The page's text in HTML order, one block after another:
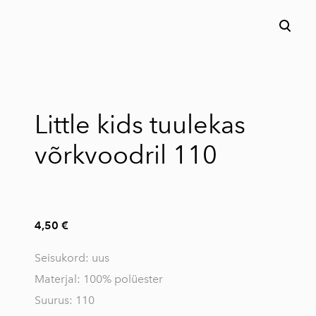
Little kids tuulekas
võrkvoodril 110
4,50 €
Seisukord: uus
Materjal: 100% polüester
Suurus: 110